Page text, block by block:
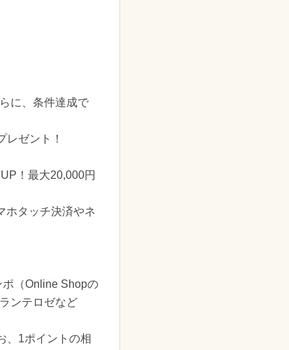
に、条件達成で
ゼント！
！最大20,000円
ホタッチ決済やネ
（Online Shopの
ンテロゼなど
、1ポイントの相